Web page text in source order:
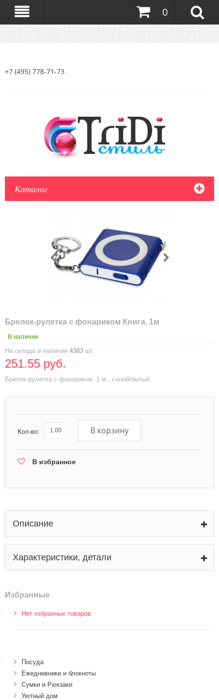
0
+7 (495) 778-71-73
Каталог
Брелок-рулетка с фонариком Книга, 1м
В наличии
На складе в наличии 4383 шт.
251.55 руб.
Брелок-рулетка с фонариком. 1 м., синий/белый
Кол-во: В корзину
В избранное
Описание
Характеристики, детали
Избранные
Нет избранных товаров
Посуда
Ежедневники и блокноты
Сумки и Рюкзаки
Уютный дом